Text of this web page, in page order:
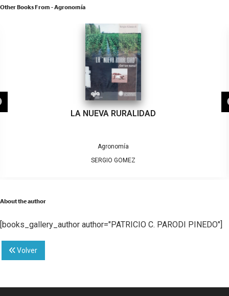
Other Books From - Agronomía
LA NUEVA RURALIDAD
Agronomía
SERGIO GOMEZ
About the author
[books_gallery_author author="PATRICIO C. PARODI PINEDO"]
Volver